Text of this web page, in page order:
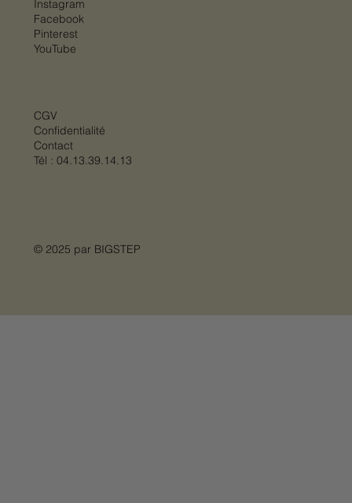
CGV
Confidentialité
Contact
Tél : 04.13.39.14.13
Instagram
Facebook
Pinterest
YouTube
© 2025 par BIGSTEP